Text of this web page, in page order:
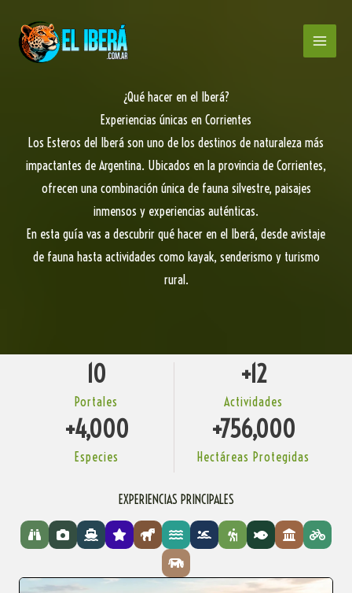
contenido
¿Qué hacer en el Iberá?
Experiencias únicas en Corrientes
Los Esteros del Iberá son uno de los destinos de naturaleza más
impactantes de Argentina. Ubicados en la provincia de Corrientes,
ofrecen una combinación única de fauna silvestre, paisajes
inmensos y experiencias auténticas.
En esta guía vas a descubrir qué hacer en el Iberá, desde avistaje
de fauna hasta actividades como kayak, senderismo y turismo
rural.
10
Portales
+12
Actividades
+4,000
Especies
+756,000
Hectáreas Protegidas
EXPERIENCIAS PRINCIPALES